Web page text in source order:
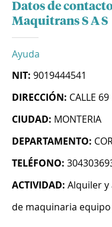
Datos de
Maquitrans S A S
Ayuda
NIT: 9019444541
DIRECCIÓN: CALLE
CIUDAD: MONTERIA
DEPARTAMENTO:
TELÉFONO:
ACTIVIDAD: Alquiler
de maquinaria